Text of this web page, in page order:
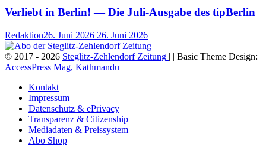
Verliebt in Berlin! — Die Juli-Ausgabe des tipBerlin
Redaktion26. Juni 2026 26. Juni 2026
© 2017 - 2026 Steglitz-Zehlendorf Zeitung | | Basic Theme Design:
AccessPress Mag, Kathmandu
Kontakt
Impressum
Datenschutz & ePrivacy
Transparenz & Citizenship
Mediadaten & Preissystem
Abo Shop